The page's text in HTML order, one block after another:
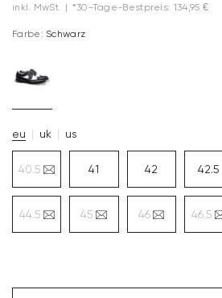
inkl. MwSt. | *30-Tage-Bestpreis: 134,95 €
Farbe: Schwarz
eu uk us
40.5 41 42 42.5
44.5 45 46 46.5